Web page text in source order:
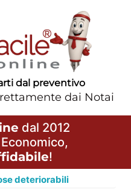
dal preventivo
dai Notai
dal 2012
!
deteriorabili